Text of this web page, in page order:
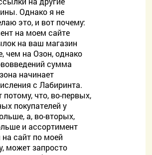
Однако я не
это, и вот почему:
на моем сайте
на ваш магазин
чем на Озон, однако
сумма
начинает
с Лабиринта.
потому, что, во-первых,
покупателей у
а, во-вторых,
и ассортимент
на сайт по моей
может запросто